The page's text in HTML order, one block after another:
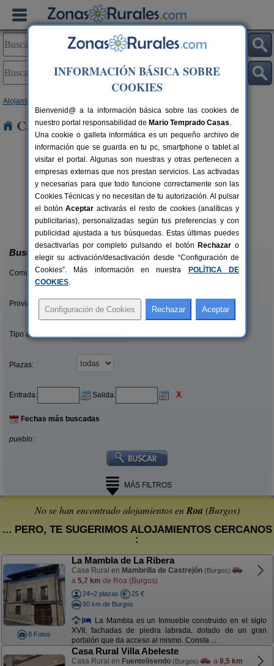
Alojamientos
Casas Rurales cerca de Roa
4-10+1 pers.
desde21 €
La Morera de Agustina
Villanueva de Carazo (Burgos)
Buscar
Comunidades:
Provincias/Islas:
Tipo alquiler:
Plazas:
Entrada: Salida: X
Fechas más buscadas
pueblo:
MÁS FILTROS
No se han encontrado alojamientos enRoa (Burgos)
... PERO, TE SUGERIMOS ALOJAMIENTOS CERCANOS
:
8 Fotos
La Mambla de La Ribera
Casa Rural en Mambrilla de Castrejón (Burgos)
a 5,7 km de Roa (Burgos)
24+2 plazas
25 €
90 km de Burgos
La Mambla es un Inmueble construido en el siglo
XVII, fachadas de piedra labrada, dotado de un gran
portalón que da acceso al mismo. Consta ...
Casa Rural Villa Abeleste
Casa Rural en Fuentelisendo (Burgos) a 8,5 km
INFORMACIÓN BÁSICA SOBRE
COOKIES
Bienvenid@ a la información básica sobre las cookies de
nuestro portal responsabilidad de Mario Temprado Casas.
Una cookie o galleta informática es un pequeño archivo de
información que se guarda en tu pc, smartphone o tablet al
visitar el portal. Algunas son nuestras y otras pertenecen a
empresas externas que nos prestan servicios. Las activadas
y necesarias para que todo funcione correctamente son las
Cookies Técnicas y no necesitan de tu autorización. Al pulsar
el botónAceptar activarás el resto de cookies (analíticas y
publicitarias), personalizadas según tus preferencias y con
publicidad ajustada a tus búsquedas. Estas últimas puedes
desactivarlas por completo pulsando el botón Rechazar o
elegir su activación/desactivación desde “Configuración de
Cookies”. Más información en nuestra
POLÍTICA DE
COOKIES.